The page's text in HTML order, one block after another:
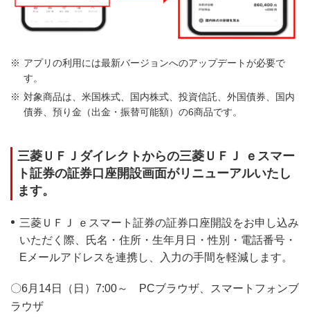
アプリの利用には最新バージョンへのアップデートが必要で
す。
対象商品は、米国株式、国内株式、投資信託、外国債券、国内
債券、預り金（出金・振替可能額）の6商品です。
三菱ＵＦＪダイレクトからの三菱ＵＦＪ ｅスマー
ト証券の証券口座開設画面がリニューアルいたし
ます。
三菱ＵＦＪ ｅスマート証券の証券口座開設をお申し込み
いただく際、氏名・住所・生年月日・性別・電話番号・
Eメールアドレスを連携し、入力の手間を軽減します。
〇6月14日（日）7:00～ PCブラウザ、スマートフォンブ
ラウザ